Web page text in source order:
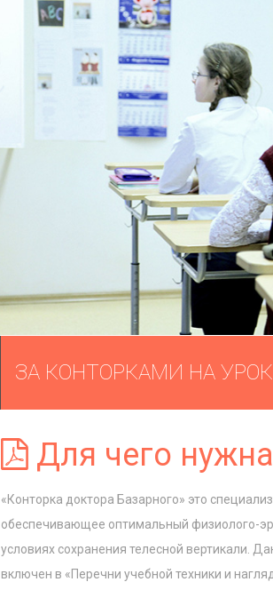
ЗА КОНТОРКАМИ НА
Для чего
«Конторка доктора Базарного» это
обеспечивающее оптимальный физиолого-
условиях сохранения телесной вертикали.
включен в «Перечни учебной техники и